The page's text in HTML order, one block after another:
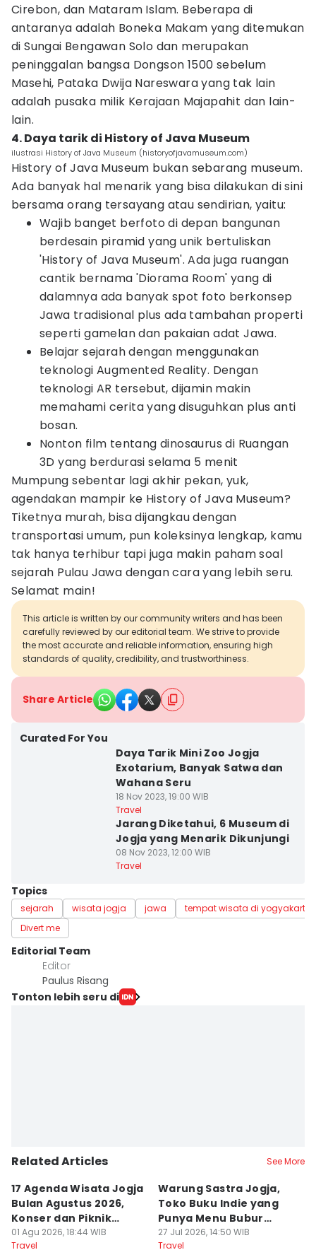
Cirebon, dan Mataram Islam. Beberapa di
antaranya adalah Boneka Makam yang ditemukan
di Sungai Bengawan Solo dan merupakan
peninggalan bangsa Dongson 1500 sebelum
Masehi, Pataka Dwija Nareswara yang tak lain
adalah pusaka milik Kerajaan Majapahit dan lain-
lain.
4. Daya tarik di History of Java Museum
ilustrasi History of Java Museum (historyofjavamuseum.com)
History of Java Museum bukan sebarang museum.
Ada banyak hal menarik yang bisa dilakukan di sini
bersama orang tersayang atau sendirian, yaitu:
Wajib banget berfoto di depan bangunan
berdesain piramid yang unik bertuliskan
'History of Java Museum'. Ada juga ruangan
cantik bernama 'Diorama Room' yang di
dalamnya ada banyak spot foto berkonsep
Jawa tradisional plus ada tambahan properti
seperti gamelan dan pakaian adat Jawa.
Belajar sejarah dengan menggunakan
teknologi Augmented Reality. Dengan
teknologi AR tersebut, dijamin makin
memahami cerita yang disuguhkan plus anti
bosan.
Nonton film tentang dinosaurus di Ruangan
3D yang berdurasi selama 5 menit
Mumpung sebentar lagi akhir pekan, yuk,
agendakan mampir ke History of Java Museum?
Tiketnya murah, bisa dijangkau dengan
transportasi umum, pun koleksinya lengkap, kamu
tak hanya terhibur tapi juga makin paham soal
sejarah Pulau Jawa dengan cara yang lebih seru.
Selamat main!
This article is written by our community writers and has been
carefully reviewed by our editorial team. We strive to provide
the most accurate and reliable information, ensuring high
standards of quality, credibility, and trustworthiness.
Share Article
Curated For You
Daya Tarik Mini Zoo Jogja
Exotarium, Banyak Satwa dan
Wahana Seru
18 Nov 2023, 19:00 WIB
Travel
Jarang Diketahui, 6 Museum di
Jogja yang Menarik Dikunjungi
08 Nov 2023, 12:00 WIB
Travel
Topics
sejarah wisata jogja jawa
tempat wisata di yogyakarta
Divert me
Editorial Team
Editor
Paulus Risang
Tonton lebih seru di
Related Articles See More
17 Agenda Wisata Jogja
Bulan Agustus 2026,
Konser dan Piknik
Literasi
01 Agu 2026, 18:44 WIB
Travel
Warung Sastra Jogja,
Toko Buku Indie yang
Punya Menu Bubur
Manado
27 Jul 2026, 14:50 WIB
Travel